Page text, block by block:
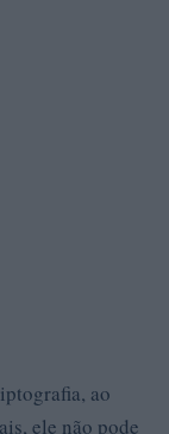
ao
ele não pode